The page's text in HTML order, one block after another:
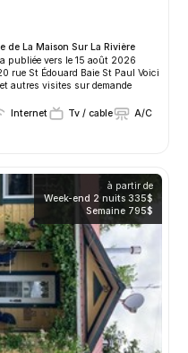
de La Maison Sur La Rivière
publiée vers le 15 août 2026
rue St Édouard Baie St Paul Voici
autres visites sur demande
Internet Tv / cable
A/C
à partir de
Week-end 2 nuits335$
Semaine795$